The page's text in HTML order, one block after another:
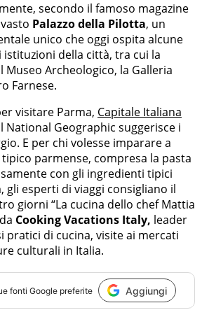
secondo il famoso magazine
Palazzo della Pilotta, un
unico che oggi ospita alcune
della città, tra cui la
Museo Archeologico, la Galleria
Farnese.
visitare Parma, Capitale Italiana
National Geographic suggerisce i
E per chi volesse imparare a
parmense, compresa la pasta
con gli ingredienti tipici
gli esperti di viaggi consigliano il
giorni “La cucina dello chef Mattia
Cooking Vacations Italy, leader
pratici di cucina, visite ai mercati
culturali in Italia.
fonti Google preferite Aggiungi